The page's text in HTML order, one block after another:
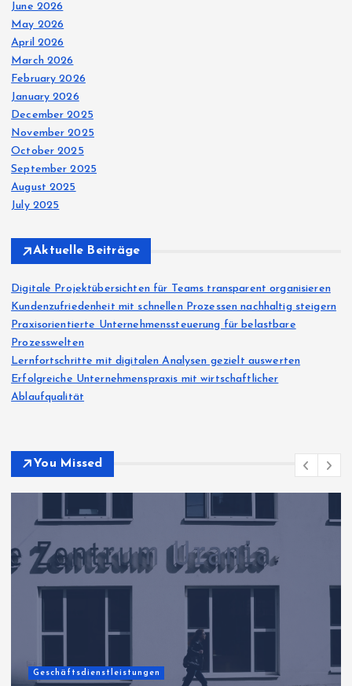
June 2026
May 2026
April 2026
March 2026
February 2026
January 2026
December 2025
November 2025
October 2025
September 2025
August 2025
July 2025
Aktuelle Beiträge
Digitale Projektübersichten für Teams transparent organisieren
Kundenzufriedenheit mit schnellen Prozessen nachhaltig steigern
Praxisorientierte Unternehmenssteuerung für belastbare
Prozesswelten
Lernfortschritte mit digitalen Analysen gezielt auswerten
Erfolgreiche Unternehmenspraxis mit wirtschaftlicher
Ablaufqualität
You Missed
Praxisorientierte